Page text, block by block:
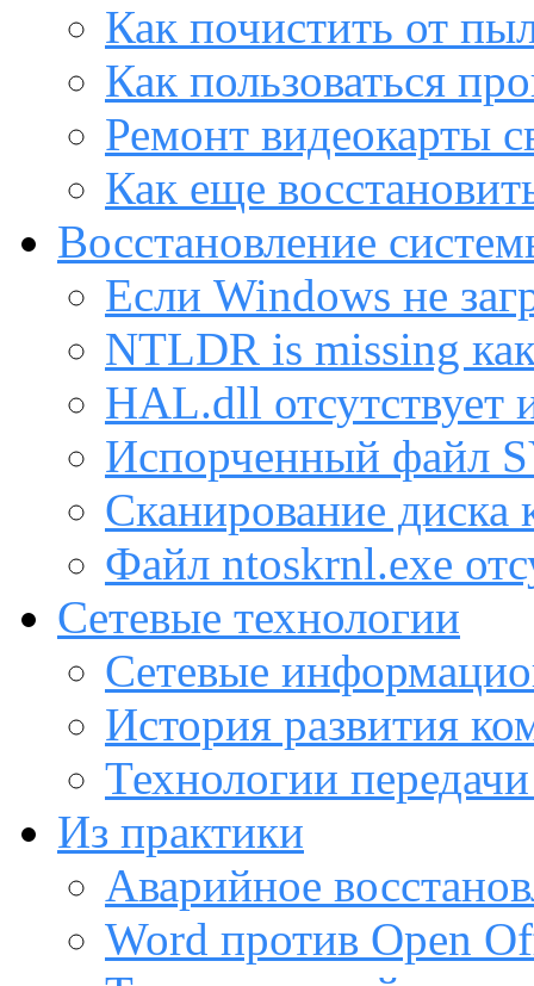
Как почистить от
Как пользоваться
Ремонт видеокарты
Как еще
Восстановление
Если Windows не
NTLDR is missing
HAL.dll отсутствует
Испорченный файл
Сканирование
Файл ntoskrnl.exe
Сетевые технологии
Сетевые
История развития
Технологии
Из практики
Аварийное
Word против Open